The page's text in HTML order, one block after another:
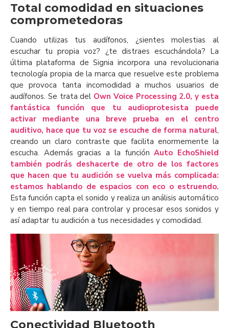
Total comodidad en situaciones
comprometedoras
Cuando utilizas tus audífonos, ¿sientes molestias al
escuchar tu propia voz? ¿te distraes escuchándola? La
última plataforma de Signia incorpora una revolucionaria
tecnología propia de la marca que resuelve este problema
que provoca tanta incomodidad a muchos usuarios de
audífonos. Se trata del Own Voice Processing 2.0, y esta
fantástica función que tu audioprotesista puede
activar mediante una breve prueba en el centro
auditivo, hace que tu voz se escuche de forma natural,
creando un claro contraste que facilita enormemente la
escucha. Además gracias a la funciónAuto EchoShield
también podrás deshacerte de otro de los factores
que hacen que tu audición se vuelva más complicada:
estamos hablando de espacios con eco o estruendo.
Esta función capta el sonido y realiza un análisis automático
y en tiempo real para controlar y procesar esos sonidos y
así adaptar tu audición a tus necesidades y comodidad.
Conectividad Bluetooth